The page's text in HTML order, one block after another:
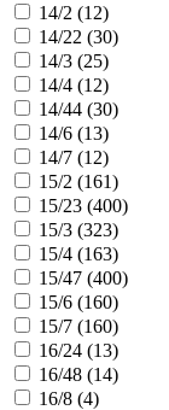
14/2 (12)
14/22 (30)
14/3 (25)
14/4 (12)
14/44 (30)
14/6 (13)
14/7 (12)
15/2 (161)
15/23 (400)
15/3 (323)
15/4 (163)
15/47 (400)
15/6 (160)
15/7 (160)
16/24 (13)
16/48 (14)
16/8 (4)